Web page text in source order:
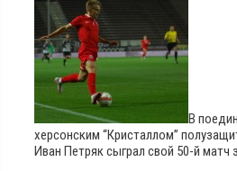
В
херсонским “Кристаллом”
Иван Петряк сыграл свой 50-й матч